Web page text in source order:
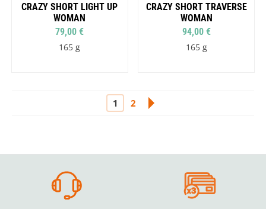
CRAZY SHORT LIGHT UP
WOMAN
79,00 €
165 g
CRAZY SHORT TRAVERSE
WOMAN
94,00 €
165 g
1 2